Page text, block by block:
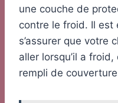
une couche de
contre le froid. Il est
s’assurer que votre
aller lorsqu’il a
rempli de